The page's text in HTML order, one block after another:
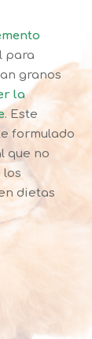
para
granos
la
. Este
formulado
que no
los
dietas